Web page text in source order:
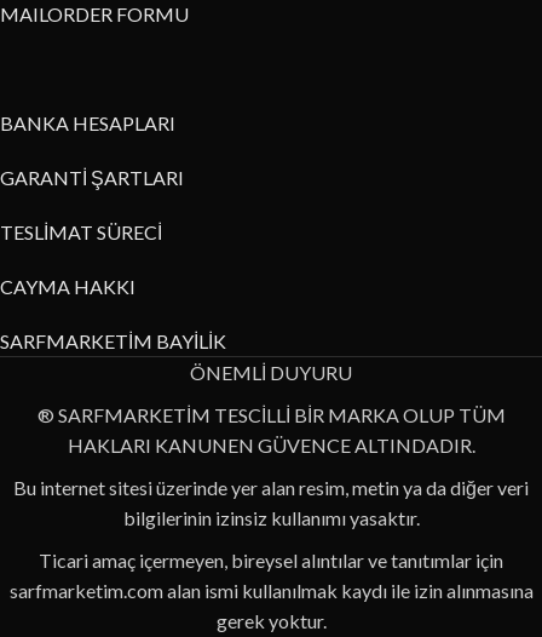
MAILORDER FORMU
BANKA HESAPLARI
GARANTİ ŞARTLARI
TESLİMAT SÜRECİ
CAYMA HAKKI
SARFMARKETİM BAYİLİK
ÖNEMLİ DUYURU
® SARFMARKETİM TESCİLLİ BİR MARKA OLUP TÜM
HAKLARI KANUNEN GÜVENCE ALTINDADIR.
Bu internet sitesi üzerinde yer alan resim, metin ya da diğer veri
bilgilerinin izinsiz kullanımı yasaktır.
Ticari amaç içermeyen, bireysel alıntılar ve tanıtımlar için
sarfmarketim.com alan ismi kullanılmak kaydı ile izin alınmasına
gerek yoktur.